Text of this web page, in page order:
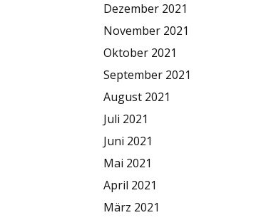
Dezember 2021
November 2021
Oktober 2021
September 2021
August 2021
Juli 2021
Juni 2021
Mai 2021
April 2021
März 2021